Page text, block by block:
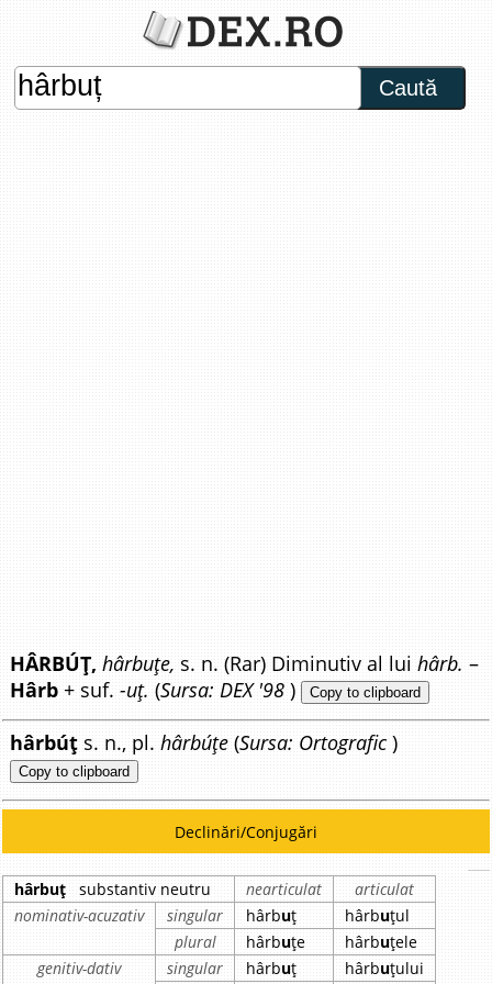
Caută
HÂRBÚȚ, hârbuțe, s. n. (Rar) Diminutiv al luihârb. –
Hârb + suf.-uț. (Sursa: DEX '98 ) Copy to clipboard
hârbúț s. n., pl.hârbúțe (Sursa: Ortografic )
Copy to clipboard
Declinări/Conjugări
hârbuț substantiv neutru nearticulat
articulat
nominativ-acuzativ
singular hârbuț hârbuțul
plural
hârbuțe hârbuțele
genitiv-dativ
singular hârbuț hârbuțului